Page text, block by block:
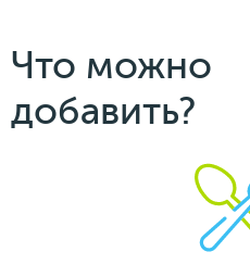
Что можно
добавить?